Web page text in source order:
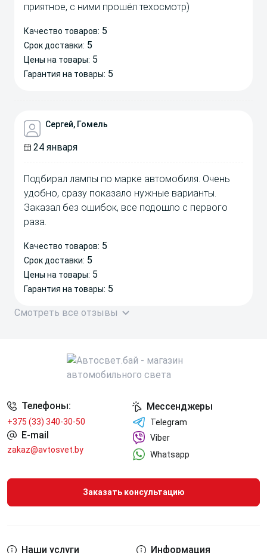
приятное, с ними прошёл техосмотр)
Качество товаров: 5
Срок доставки: 5
Цены на товары: 5
Гарантия на товары: 5
Сергей, Гомель
24 января
Подбирал лампы по марке автомобиля. Очень
удобно, сразу показало нужные варианты.
Заказал без ошибок, все подошло с первого
раза.
Качество товаров: 5
Срок доставки: 5
Цены на товары: 5
Гарантия на товары: 5
Смотреть все отзывы
Телефоны:
+375 (33) 340-30-50
E-mail
zakaz@avtosvet.by
Мессенджеры
Telegram
Viber
Whatsapp
Заказать консультацию
Наши услуги Информация